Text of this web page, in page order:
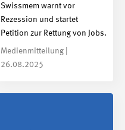
Swissmem warnt vor
Rezession und startet
Petition zur Rettung von Jobs.
Medienmitteilung |
26.08.2025